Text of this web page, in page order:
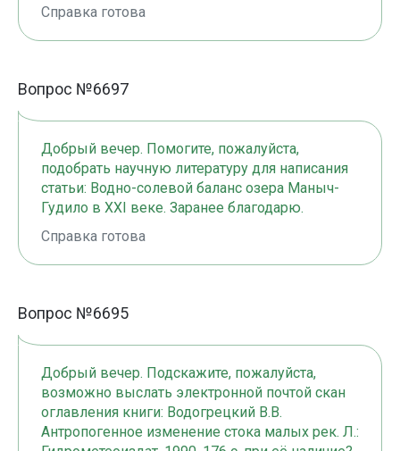
Справка готова
Вопрос №6697
Добрый вечер. Помогите, пожалуйста,
подобрать научную литературу для написания
статьи: Водно-солевой баланс озера Маныч-
Гудило в XXI веке. Заранее благодарю.
Справка готова
Вопрос №6695
Добрый вечер. Подскажите, пожалуйста,
возможно выслать электронной почтой скан
оглавления книги: Водогрецкий В.В.
Антропогенное изменение стока малых рек. Л.: